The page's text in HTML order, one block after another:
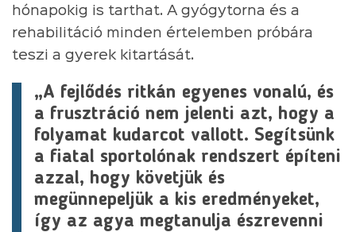
hónapokig is tarthat. A gyógytorna és a
rehabilitáció minden értelemben próbára
teszi a gyerek kitartását.
„A fejlődés ritkán egyenes vonalú, és
a frusztráció nem jelenti azt, hogy a
folyamat kudarcot vallott. Segítsünk
a fiatal sportolónak rendszert építeni
azzal, hogy követjük és
megünnepeljük a kis eredményeket,
így az agya megtanulja észrevenni